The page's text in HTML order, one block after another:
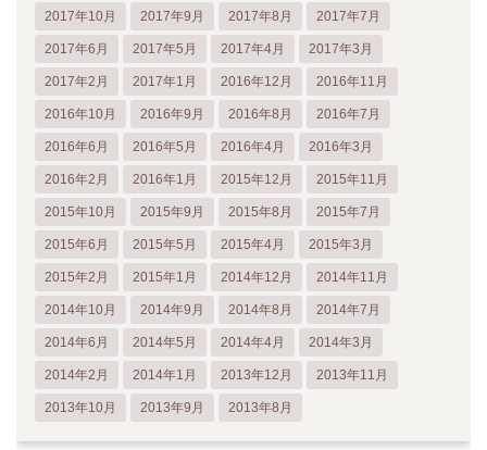
2017年10月 2017年9月 2017年8月 2017年7月
2017年6月 2017年5月 2017年4月 2017年3月
2017年2月 2017年1月 2016年12月 2016年11月
2016年10月 2016年9月 2016年8月 2016年7月
2016年6月 2016年5月 2016年4月 2016年3月
2016年2月 2016年1月 2015年12月 2015年11月
2015年10月 2015年9月 2015年8月 2015年7月
2015年6月 2015年5月 2015年4月 2015年3月
2015年2月 2015年1月 2014年12月 2014年11月
2014年10月 2014年9月 2014年8月 2014年7月
2014年6月 2014年5月 2014年4月 2014年3月
2014年2月 2014年1月 2013年12月 2013年11月
2013年10月 2013年9月 2013年8月